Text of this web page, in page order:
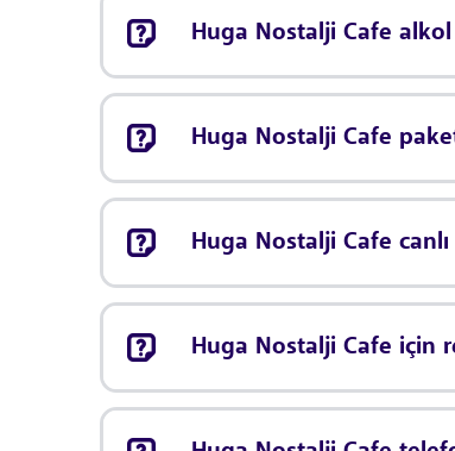
Huga Nostalji Cafe
Huga Nostalji Cafe
Huga Nostalji Cafe
Huga Nostalji Cafe için